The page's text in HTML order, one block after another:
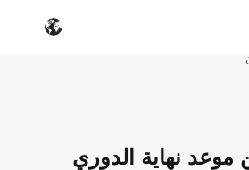
موعد نهاية الدوري